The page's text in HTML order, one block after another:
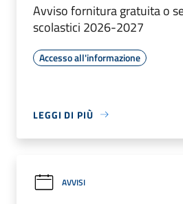
Avviso fornitura gratuita o
scolastici 2026-2027
Accesso all'informazione
LEGGI DI PIÙ
AVVISI